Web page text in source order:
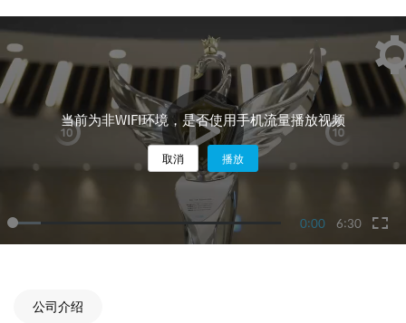
0:00 6:30
当前为非WIFI环境，是否使用手机流量播放视频
取消 播放
公司介绍